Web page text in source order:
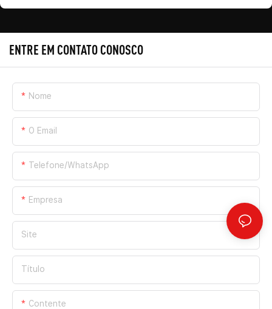
ENTRE EM CONTATO CONOSCO
Nome
O Email
Telefone/WhatsApp
Empresa
Site
Título
Contente